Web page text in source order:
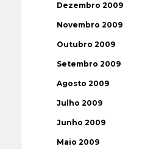
Dezembro 2009
Novembro 2009
Outubro 2009
Setembro 2009
Agosto 2009
Julho 2009
Junho 2009
Maio 2009